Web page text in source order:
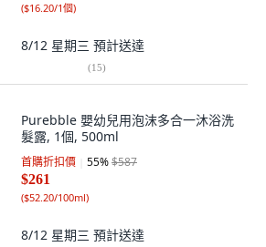
($16.20/1個)
8/12 星期三 預計送達
(15)
Purebble 嬰幼兒用泡沫多合一沐浴洗
髮露, 1個, 500ml
首購折扣價 55%$587
$261
($52.20/100ml)
8/12 星期三 預計送達